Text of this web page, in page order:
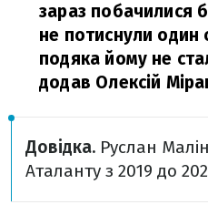
зараз побачилися
не потиснули
подяка йому не
додав Олексій
Довідка. Руслан
Аталанту з 2019 до